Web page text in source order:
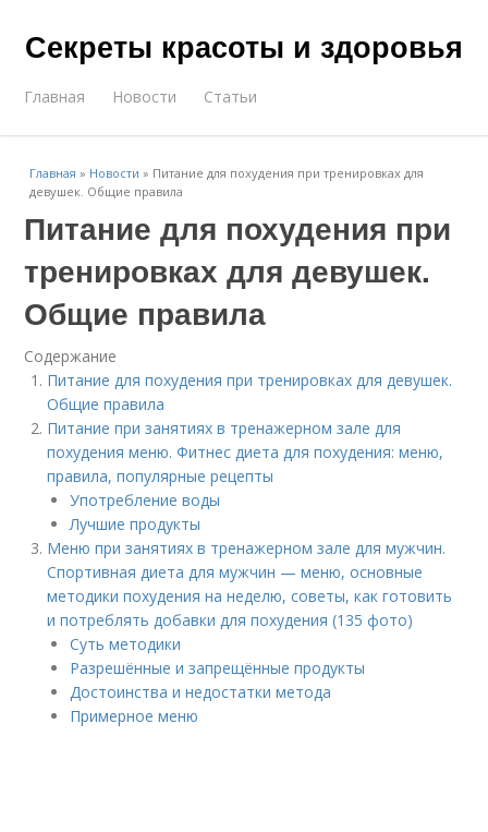
Секреты красоты и здоровья
Главная Новости Статьи
Главная » Новости » Питание для похудения при тренировках для
девушек. Общие правила
Питание для похудения при
тренировках для девушек.
Общие правила
Содержание
Питание для похудения при тренировках для девушек.
Общие правила
Питание при занятиях в тренажерном зале для
похудения меню. Фитнес диета для похудения: меню,
правила, популярные рецепты
Употребление воды
Лучшие продукты
Меню при занятиях в тренажерном зале для мужчин.
Спортивная диета для мужчин — меню, основные
методики похудения на неделю, советы, как готовить
и потреблять добавки для похудения (135 фото)
Суть методики
Разрешённые и запрещённые продукты
Достоинства и недостатки метода
Примерное меню